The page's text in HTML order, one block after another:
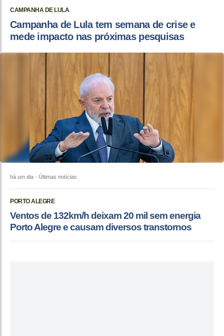
CAMPANHA DE LULA
Campanha de Lula tem semana de crise e
mede impacto nas próximas pesquisas
há um dia - Últimas notícias
PORTO ALEGRE
Ventos de 132km/h deixam 20 mil sem energia
Porto Alegre e causam diversos transtornos